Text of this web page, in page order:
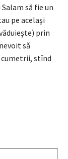
să fie un
pe acelaşi
prin
să
stînd